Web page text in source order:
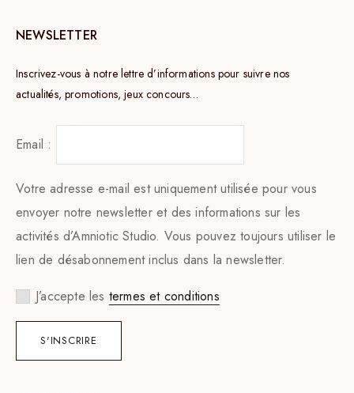
NEWSLETTER
Inscrivez-vous à notre lettre d’informations pour suivre nos
actualités, promotions, jeux concours…
Email :
Votre adresse e-mail est uniquement utilisée pour vous
envoyer notre newsletter et des informations sur les
activités d’Amniotic Studio. Vous pouvez toujours utiliser le
lien de désabonnement inclus dans la newsletter.
J’accepte les termes et conditions